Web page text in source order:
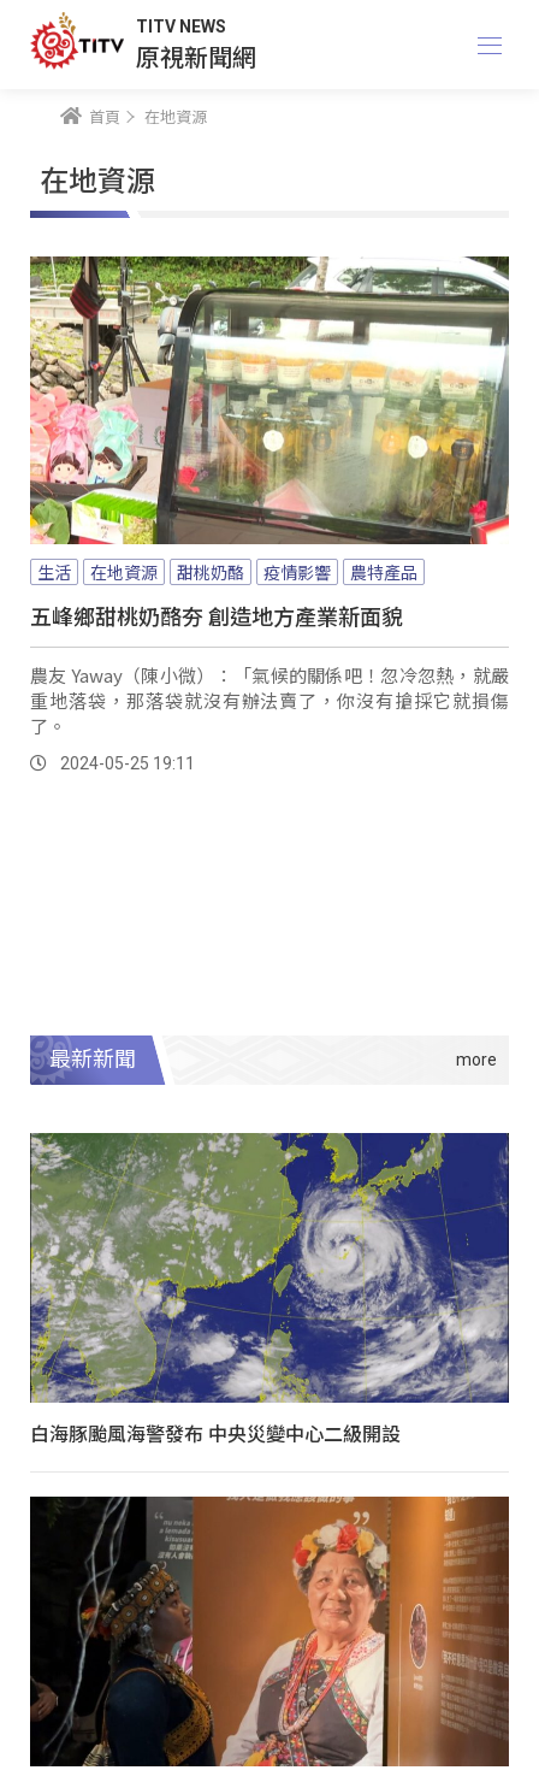
TITV NEWS
原視新聞網
首頁 在地資源
在地資源
生活 在地資源 甜桃奶酪 疫情影響 農特產品
五峰鄉甜桃奶酪夯 創造地方產業新面貌
農友 Yaway（陳小微）：「氣候的關係吧！忽冷忽熱，就嚴
重地落袋，那落袋就沒有辦法賣了，你沒有搶採它就損傷
了。
2024-05-25 19:11
最新新聞
白海豚颱風海警發布 中央災變中心二級開設